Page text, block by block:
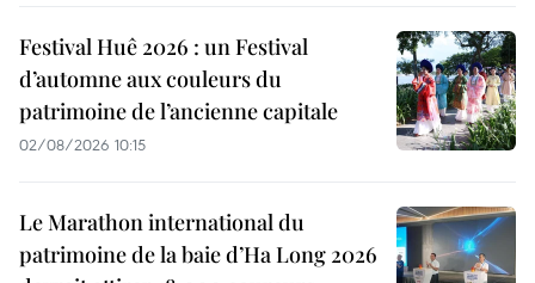
Festival Huê 2026 : un Festival
d’automne aux couleurs du
patrimoine de l’ancienne capitale
02/08/2026 10:15
Le Marathon international du
patrimoine de la baie d’Ha Long 2026